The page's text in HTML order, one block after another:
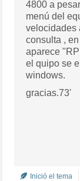
4800 a
menú del
velocidades
consulta ,
aparece
el quipo se
windows.
gracias.73'
Inició el tema